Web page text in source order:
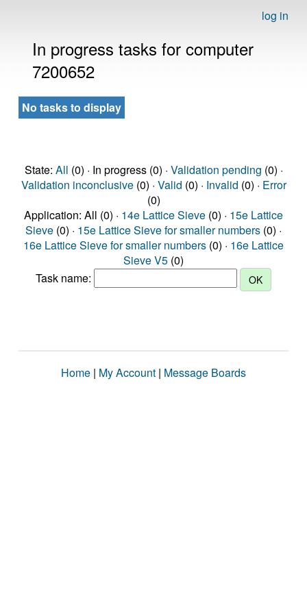
log in
In progress tasks for computer
7200652
No tasks to display
State: All (0) · In progress (0) · Validation pending (0) ·
Validation inconclusive(0) · Valid (0) · Invalid (0) · Error
(0)
Application: All (0) · 14e Lattice Sieve (0) · 15e Lattice
Sieve (0) · 15e Lattice Sieve for smaller numbers (0) ·
16e Lattice Sieve for smaller numbers (0) · 16e Lattice
Sieve V5 (0)
Task name:
Home | My Account | Message Boards